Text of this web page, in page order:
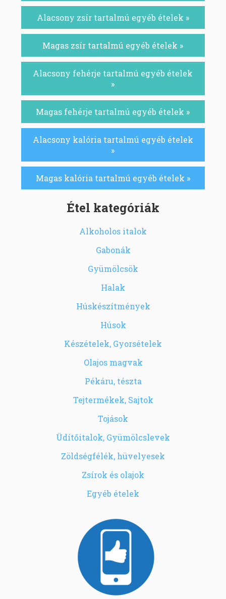
Alacsony zsír tartalmú egyéb ételek »
Magas zsír tartalmú egyéb ételek »
Alacsony fehérje tartalmú egyéb ételek
»
Magas fehérje tartalmú egyéb ételek »
Alacsony kalória tartalmú egyéb ételek
»
Magas kalória tartalmú egyéb ételek »
Étel kategóriák
Alkoholos italok
Gabonák
Gyümölcsök
Halak
Húskészítmények
Húsok
Készételek, Gyorsételek
Olajos magvak
Pékáru, tészta
Tejtermékek, Sajtok
Tojások
Üdítőitalok, Gyümölcslevek
Zöldségfélék, hüvelyesek
Zsírok és olajok
Egyéb ételek